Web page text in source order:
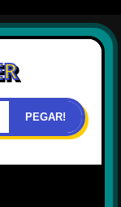
PEGAR!